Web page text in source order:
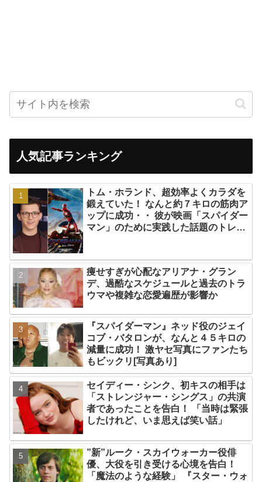
人気記事ランキング
トム・ホランド、超効率よくカラダを
鍛えていた！ なんと約７キロの筋肉ア
ップに成功・・ 彼が映画「スパイダー
マン」のために実践した話題のトレー
痩せすぎが心配なアリアナ・グラン
デ、過酷なスケジュールと過去のトラ
ウマや複雑な恋愛遍歴が影響か
『スパイダーマン』ネッド役のジェイ
コブ・バタロンが、なんと４５キロの
減量に成功！ 激ヤセ写真にファンたち
もビックリ[写真あり]
セイディー・シンク、初キスの相手は
「ストレンジャー・シングス」の共演
者であったことを告白！ 「当時は緊張
したけれど、いま思えば笑い話」
”新”ルーク・スカイウォーカー役俳
優、大役を引き受ける心境を告白！
「魔法のような経験」 『スター・ウォ